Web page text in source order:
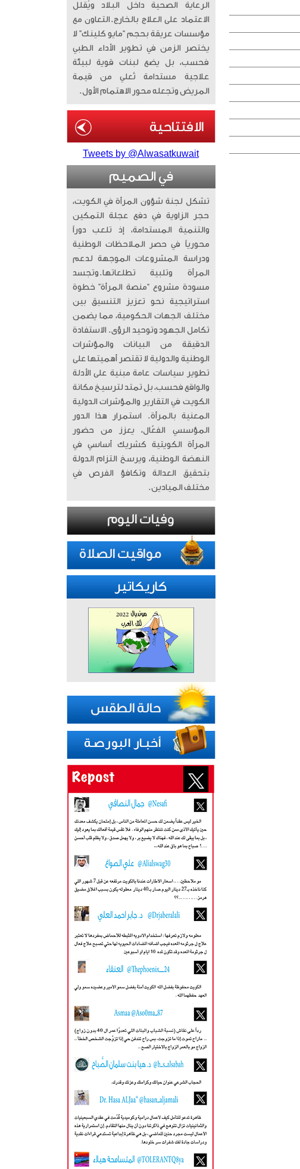
الرعاية الصحية داخل البلاد ويُقلل
الاعتماد على العلاج بالخارج. ​التعاون مع
مؤسسات عريقة بحجم “مايو كلينك” لا
يختصر الزمن في تطوير الأداء الطبي
فحسب، بل يضع لبنات قوية لبيئة
علاجية مستدامة تُعلي من قيمة
المريض وتجعله محور الاهتمام الأول.
Tweets by @Alwasatkuwait
في الصميم
تشكل لجنة شؤون المرأة في الكويت،
حجر الزاوية في دفع عجلة التمكين
والتنمية المستدامة، إذ تلعب دوراً
محورياً في حصر الملاحظات الوطنية
ودراسة المشروعات الموجهة لدعم
المرأة وتلبية تطلعاتها. ​وتجسد
مسودة مشروع “منصة المرأة” خطوة
استراتيجية نحو تعزيز التنسيق بين
مختلف الجهات الحكومية، مما يضمن
تكامل الجهود وتوحيد الرؤى. الاستفادة
الدقيقة من البيانات والمؤشرات
الوطنية والدولية لا تقتصر أهميتها على
تطوير سياسات عامة مبنية على الأدلة
والواقع فحسب، بل تمتد لترسيخ مكانة
الكويت في التقارير والمؤشرات الدولية
المعنية بالمرأة. ​ استمرار هذا الدور
المؤسسي الفعّال، يعزز من حضور
المرأة الكويتية كشريك أساسي في
النهضة الوطنية، ويرسخ التزام الدولة
بتحقيق العدالة وتكافؤ الفرص في
مختلف الميادين.
كاريكاتير